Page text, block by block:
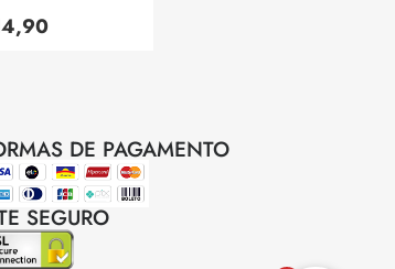
DE PAGAMENTO
SEGURO